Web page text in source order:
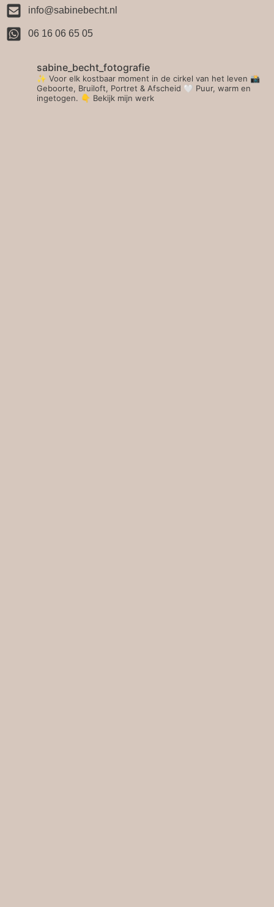
info@sabinebecht.nl
06 16 06 65 05
sabine_becht_fotografie
✨ Voor elk kostbaar moment in de cirkel van het leven 📸
Geboorte, Bruiloft, Portret & Afscheid 🤍 Puur, warm en
ingetogen. 👇 Bekijk mijn werk